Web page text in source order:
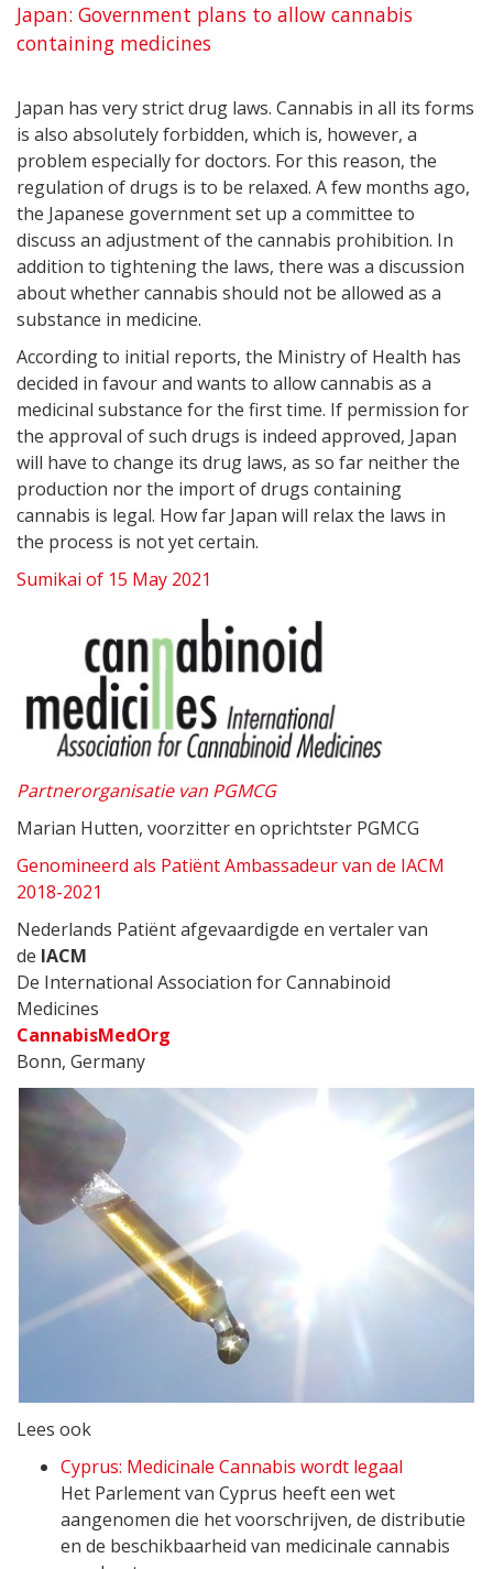
Japan: Government plans to allow cannabis
containing medicines
Japan has very strict drug laws. Cannabis in all its forms
is also absolutely forbidden, which is, however, a
problem especially for doctors. For this reason, the
regulation of drugs is to be relaxed. A few months ago,
the Japanese government set up a committee to
discuss an adjustment of the cannabis prohibition. In
addition to tightening the laws, there was a discussion
about whether cannabis should not be allowed as a
substance in medicine.
According to initial reports, the Ministry of Health has
decided in favour and wants to allow cannabis as a
medicinal substance for the first time. If permission for
the approval of such drugs is indeed approved, Japan
will have to change its drug laws, as so far neither the
production nor the import of drugs containing
cannabis is legal. How far Japan will relax the laws in
the process is not yet certain.
Sumikai of 15 May 2021
Partnerorganisatie van PGMCG
Marian Hutten, voorzitter en oprichtster PGMCG
Genomineerd als Patiënt Ambassadeur van de IACM
2018-2021
Nederlands Patiënt afgevaardigde en vertaler van
de IACM
De International Association for Cannabinoid
Medicines
CannabisMedOrg
Bonn, Germany
Lees ook
Cyprus: Medicinale Cannabis wordt legaal
Het Parlement van Cyprus heeft een wet
aangenomen die het voorschrijven, de distributie
en de beschikbaarheid van medicinale cannabis